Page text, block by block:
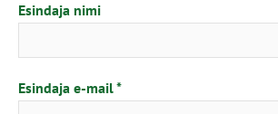
Esindaja nimi
Esindaja e-mail